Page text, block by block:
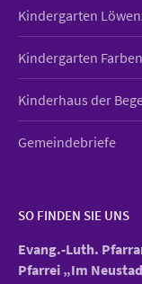
Kindergarten
Kindergarten
Kinderhaus der
Gemeindebriefe
SO FINDEN SIE UNS
Evang.-Luth.
Pfarrei „Im